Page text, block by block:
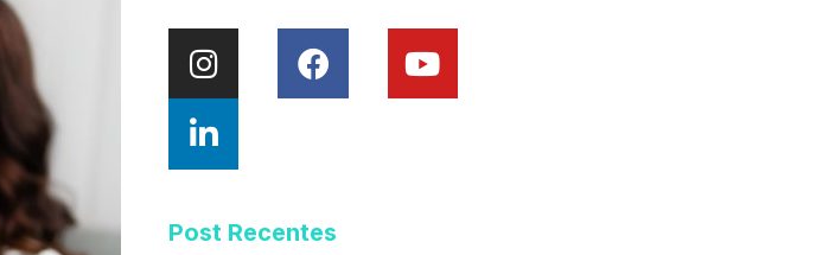
Post Recentes